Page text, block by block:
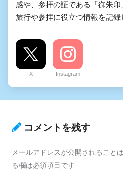
感や、参拝の証である「御朱印
旅行や参拝に役立つ情報を記録
X Instagram
コメントを残す
メールアドレスが公開されること
る欄は必須項目です